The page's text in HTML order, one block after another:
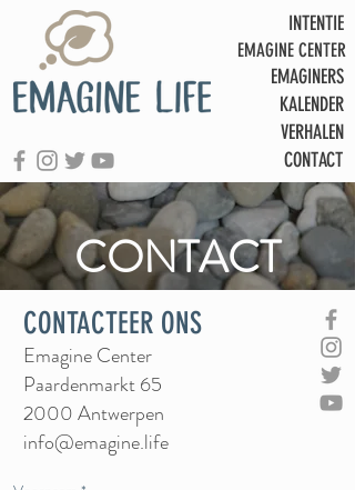
INTENTIE
EMAGINE CENTER
EMAGINERS
KALENDER
VERHALEN
CONTACT
CONTACT
Emagine Center
Paardenmarkt 65
2000 Antwerpen
info@emagine.life
CONTACTEER ONS